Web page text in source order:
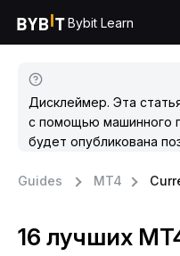
Bybit Learn
Дисклеймер. Эта
с помощью машинного
будет опубликована
Guides MT4
16 лучших